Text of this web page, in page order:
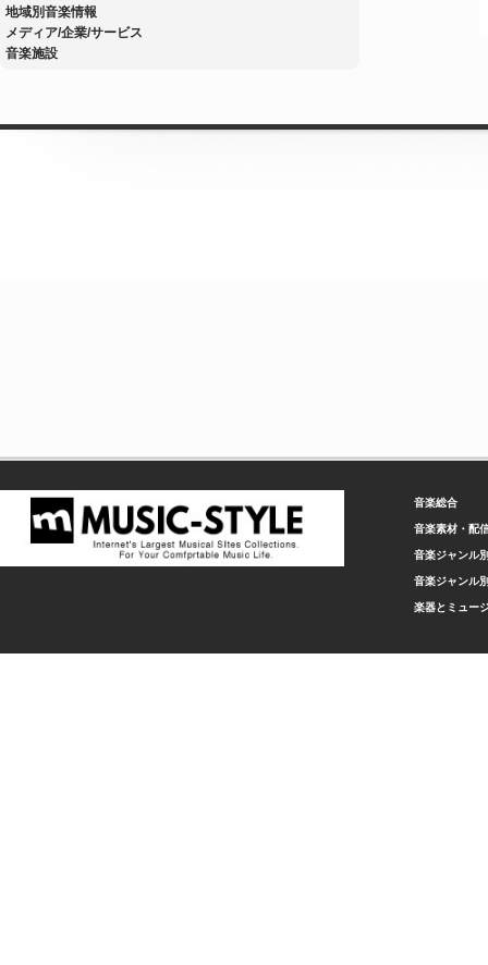
地域別音楽情報
メディア/企業/サービス
音楽施設
音楽総合
音楽素材・配
音楽ジャンル
音楽ジャンル
楽器とミュー